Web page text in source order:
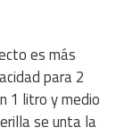
es más
para 2
1 litro y medio
se unta la